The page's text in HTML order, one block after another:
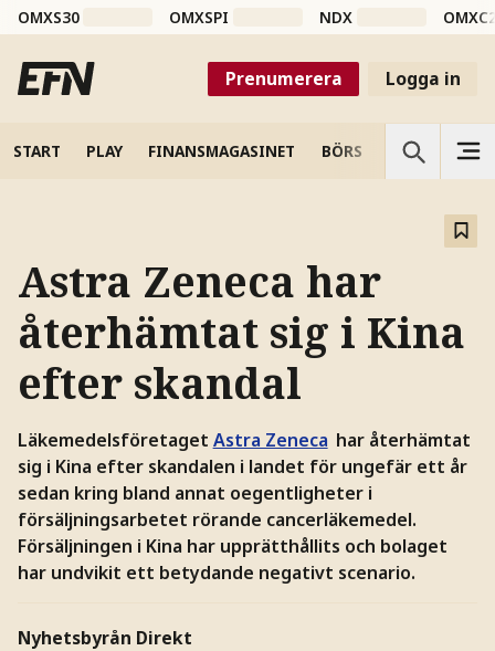
OMXS30 OMXSPI NDX
Prenumerera Logga in
START PLAY FINANSMAGASINET BÖRS VETENSKAP
Astra Zeneca har
återhämtat sig i Kina
efter skandal
Läkemedelsföretaget Astra Zeneca har återhämtat
sig i Kina efter skandalen i landet för ungefär ett år
sedan kring bland annat oegentligheter i
försäljningsarbetet rörande cancerläkemedel.
Försäljningen i Kina har upprätthållits och bolaget
har undvikit ett betydande negativt scenario.
Nyhetsbyrån Direkt